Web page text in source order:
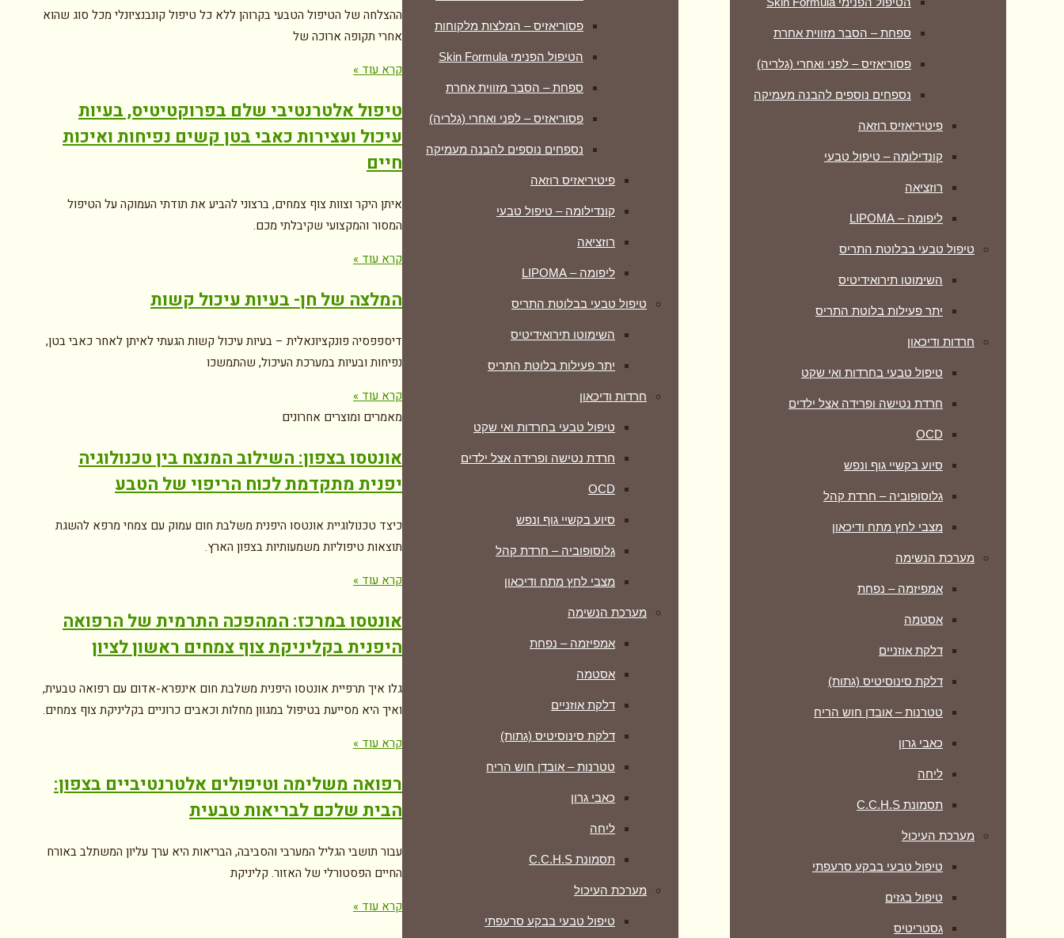
ספחת – הסבר מזווית אחרת
פסוריאזיס – לפני ואחרי (גלריה)
נספחים נוספים להבנה מעמיקה
פיטיריאזיס רוזאה
קונדילומה – טיפול טבעי
רוזציאה
ליפומה – LIPOMA
טיפול טבעי בבלוטת התריס
השימוטו תירואידיטיס
יתר פעילות בלוטת התריס
חרדות ודיכאון
טיפול טבעי בחרדות ואי שקט
חרדת נטישה ופרידה אצל ילדים
OCD
סיוע בקשיי גוף ונפש
גלוסופוביה – חרדת קהל
מצבי לחץ מתח ודיכאון
מערכת הנשימה
אמפיזמה – נפחת
אסטמה
דלקת אוזניים
דלקת סינוסיטיס (גתות)
טטרנות – אובדן חוש הריח
כאבי גרון
ליחה
תסמונת C.C.H.S
מערכת העיכול
טיפול טבעי בבקע סרעפתי
טיפול בגזים
גסטריטיס
פסוריאזיס – המלצות מלקוחות
הטיפול הפנימי Skin Formula
ספחת – הסבר מזווית אחרת
פסוריאזיס – לפני ואחרי (גלריה)
נספחים נוספים להבנה מעמיקה
פיטיריאזיס רוזאה
קונדילומה – טיפול טבעי
רוזציאה
ליפומה – LIPOMA
טיפול טבעי בבלוטת התריס
השימוטו תירואידיטיס
יתר פעילות בלוטת התריס
חרדות ודיכאון
טיפול טבעי בחרדות ואי שקט
חרדת נטישה ופרידה אצל ילדים
OCD
סיוע בקשיי גוף ונפש
גלוסופוביה – חרדת קהל
מצבי לחץ מתח ודיכאון
מערכת הנשימה
אמפיזמה – נפחת
אסטמה
דלקת אוזניים
דלקת סינוסיטיס (גתות)
טטרנות – אובדן חוש הריח
כאבי גרון
ליחה
תסמונת C.C.H.S
מערכת העיכול
טיפול טבעי בבקע סרעפתי
ההצלחה של הטיפול הטבעי בקרוהן ללא כל טיפול קונבנציונלי מכל סוג שהוא
אחרי תקופה ארוכה של
קרא עוד »
טיפול אלטרנטיבי שלם בפרוקטיטיס, בעיות
עיכול ועצירות כאבי בטן קשים נפיחות ואיכות
חיים
איתן היקר וצוות צוף צמחים, ברצוני להביע את תודתי העמוקה על הטיפול
המסור והמקצועי שקיבלתי מכם.
קרא עוד »
המלצה של חן- בעיות עיכול קשות
דיספפסיה פונקציונאלית – בעיות עיכול קשות הגעתי לאיתן לאחר כאבי בטן,
נפיחות ובעיות במערכת העיכול, שהתמשכו
קרא עוד »
מאמרים ומוצרים אחרונים
אונטסו בצפון: השילוב המנצח בין טכנולוגיה
יפנית מתקדמת לכוח הריפוי של הטבע
כיצד טכנולוגיית אונטסו היפנית משלבת חום עמוק עם צמחי מרפא להשגת
תוצאות טיפוליות משמעותיות בצפון הארץ.
קרא עוד »
אונטסו במרכז: המהפכה התרמית של הרפואה
היפנית בקליניקת צוף צמחים ראשון לציון
גלו איך תרפיית אונטסו היפנית משלבת חום אינפרא-אדום עם רפואה טבעית,
ואיך היא מסייעת בטיפול במגוון מחלות וכאבים כרוניים בקליניקת צוף צמחים.
קרא עוד »
רפואה משלימה וטיפולים אלטרנטיביים בצפון:
הבית שלכם לבריאות טבעית
עבור תושבי הגליל המערבי והסביבה, הבריאות היא ערך עליון המשתלב באורח
החיים הפסטורלי של האזור. קליניקת
קרא עוד »